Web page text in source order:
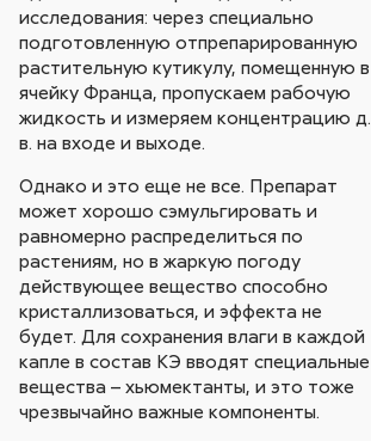
исследования: через специально
подготовленную отпрепарированную
растительную кутикулу, помещенную в
ячейку Франца, пропускаем рабочую
жидкость и измеряем концентрацию д.
в. на входе и выходе.
Однако и это еще не все. Препарат
может хорошо сэмульгировать и
равномерно распределиться по
растениям, но в жаркую погоду
действующее вещество способно
кристаллизоваться, и эффекта не
будет. Для сохранения влаги в каждой
капле в состав КЭ вводят специальные
вещества – хьюмектанты, и это тоже
чрезвычайно важные компоненты.